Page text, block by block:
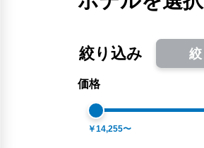
絞り込み
価格
￥14,255〜